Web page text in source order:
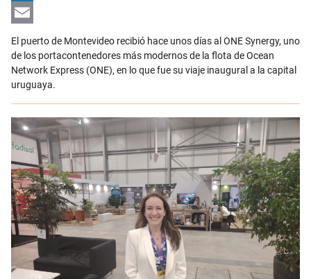
LinkedIn
Email
El puerto de Montevideo recibió hace unos días al ONE Synergy, uno
de los portacontenedores más modernos de la flota de Ocean
Network Express (ONE), en lo que fue su viaje inaugural a la capital
uruguaya.